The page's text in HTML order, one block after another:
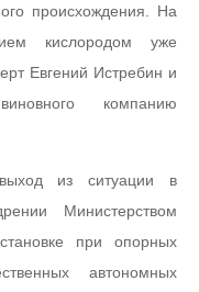
происхождения. На
кислородом уже
Евгений Истребин и
компанию
из ситуации в
Министерством
при опорных
автономных